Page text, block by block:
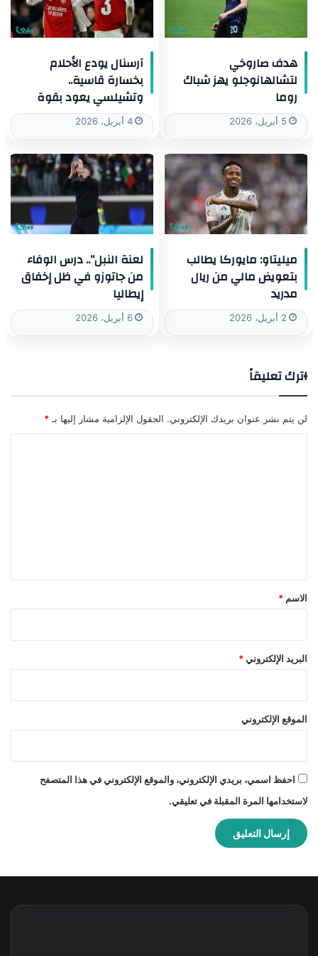
هدف صاروخي
لتشالهانوجلو يهز شباك
روما
5 أبريل، 2026
آرسنال يودع الأحلام
بخسارة قاسية..
وتشيلسي يعود بقوة
4 أبريل، 2026
ميليتاو: مايوركا يطالب
بتعويض مالي من ريال
مدريد
2 أبريل، 2026
لعنة النبل”.. درس الوفاء
من جاتوزو في ظل إخفاق
إيطاليا
6 أبريل، 2026
اترك تعليقاً
لن يتم نشر عنوان بريدك الإلكتروني. الحقول الإلزامية مشار إليها بـ *
*
الاسم *
البريد الإلكتروني *
الموقع الإلكتروني
احفظ اسمي، بريدي الإلكتروني، والموقع الإلكتروني في هذا المتصفح
لاستخدامها المرة المقبلة في تعليقي.